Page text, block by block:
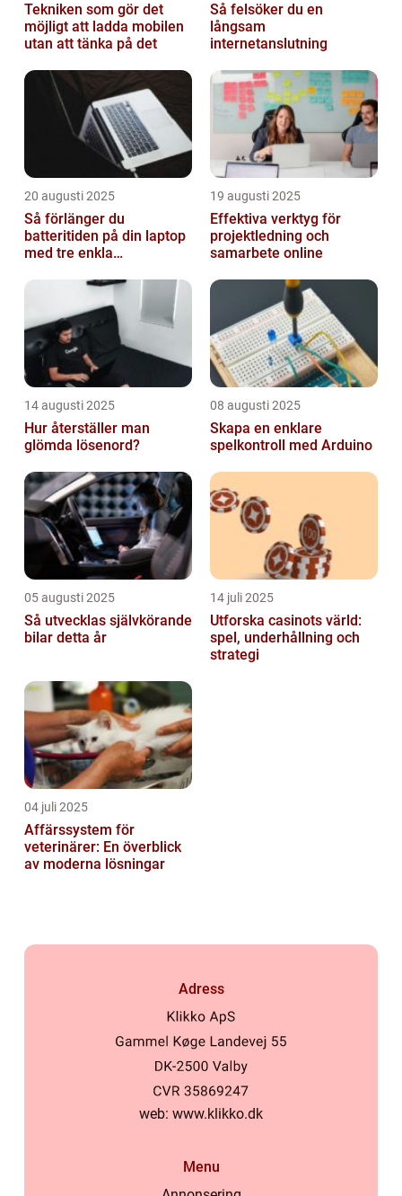
Tekniken som gör det
möjligt att ladda mobilen
utan att tänka på det
Så felsöker du en
långsam
internetanslutning
20 augusti 2025
Så förlänger du
batteritiden på din laptop
med tre enkla
19 augusti 2025
Effektiva verktyg för
projektledning och
samarbete online
14 augusti 2025
Hur återställer man
glömda lösenord?
08 augusti 2025
Skapa en enklare
spelkontroll med Arduino
05 augusti 2025
Så utvecklas självkörande
bilar detta år
14 juli 2025
Utforska casinots värld:
spel, underhållning och
strategi
04 juli 2025
Affärssystem för
veterinärer: En överblick
av moderna lösningar
Adress
web: www.klikko.dk
Menu